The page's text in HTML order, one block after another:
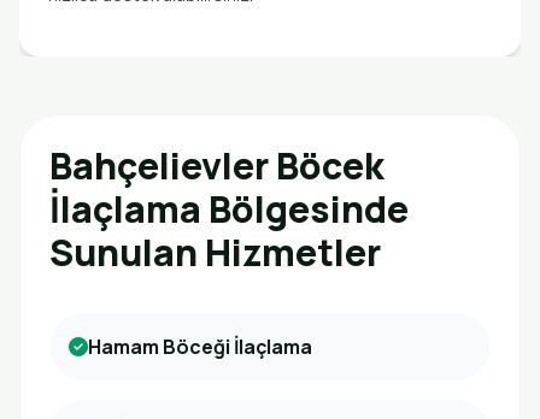
Bahçelievler Böcek
İlaçlama Bölgesinde
Sunulan Hizmetler
Hamam Böceği İlaçlama